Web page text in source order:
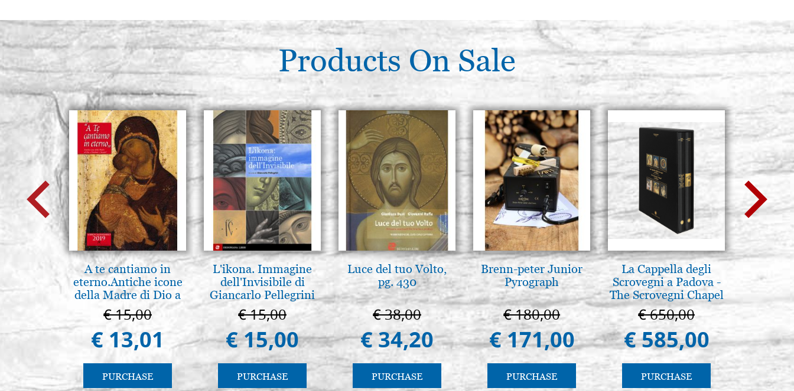
Products On Sale
A te cantiamo in
eterno.Antiche icone
della Madre di Dio a
Vladimir e Suzdal
(libro-cal. 2019))
€ 15,00
€ 13,01
PURCHASE
L'ikona. Immagine
dell'Invisibile di
Giancarlo Pellegrini
€ 15,00
€ 15,00
PURCHASE
Luce del tuo Volto,
pg. 430
€ 38,00
€ 34,20
PURCHASE
Brenn-peter Junior
Pyrograph
€ 180,00
€ 171,00
PURCHASE
La Cappella degli
Scrovegni a Padova -
The Scrovegni Chapel
in Padua
€ 650,00
€ 585,00
PURCHASE
€